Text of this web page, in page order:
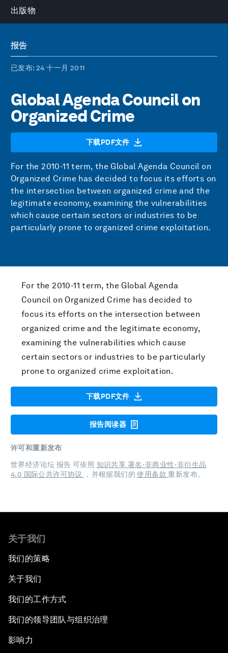
出版物
报告
已发布: 24 十一月 2011
Global Agenda Council on
Organized Crime
下载PDF文件
For the 2010-11 term, the Global Agenda Council on
Organized Crime has decided to focus its efforts on
the intersection between organized crime and the
legitimate economy, examining the vulnerabilities
which cause certain sectors or industries to be
particularly prone to organized crime exploitation.
For the 2010-11 term, the Global Agenda
Council on Organized Crime has decided to
focus its efforts on the intersection between
organized crime and the legitimate economy,
examining the vulnerabilities which cause
certain sectors or industries to be particularly
prone to organized crime exploitation.
下载PDF文件
报告阅读器
许可和重新发布
世界经济论坛 报告 可依照 知识共享 署名-非商业性-非衍生品
4.0 国际公共许可协议
，并根据我们的使用条款重新发布。
关于我们
我们的策略
关于我们
我们的工作方式
我们的领导团队与组织治理
影响力